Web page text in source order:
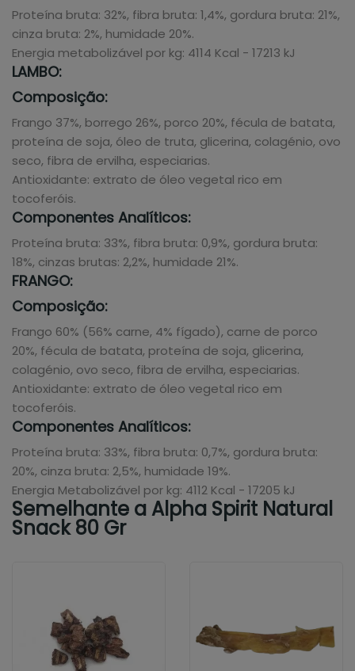
Proteína bruta: 32%, fibra bruta: 1,4%, gordura bruta: 21%,
cinza bruta: 2%, humidade 20%.
Energia metabolizável por kg: 4114 Kcal - 17213 kJ
LAMBO:
Composição:
Frango 37%, borrego 26%, porco 20%, fécula de batata,
proteína de soja, óleo de truta, glicerina, colagénio, ovo
seco, fibra de ervilha, especiarias.
Antioxidante: extrato de óleo vegetal rico em
tocoferóis.
Componentes Analíticos:
Proteína bruta: 33%, fibra bruta: 0,9%, gordura bruta:
18%, cinzas brutas: 2,2%, humidade 21%.
FRANGO:
Composição:
Frango 60% (56% carne, 4% fígado), carne de porco
20%, fécula de batata, proteína de soja, glicerina,
colagénio, ovo seco, fibra de ervilha, especiarias.
Antioxidante: extrato de óleo vegetal rico em
tocoferóis.
Componentes Analíticos:
Proteína bruta: 33%, fibra bruta: 0,7%, gordura bruta:
20%, cinza bruta: 2,5%, humidade 19%.
Energia Metabolizável por kg: 4112 Kcal - 17205 kJ
Semelhante a Alpha Spirit Natural
Snack 80 Gr